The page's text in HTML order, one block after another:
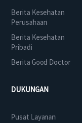
Berita Kesehatan
Perusahaan
Berita Kesehatan
Pribadi
Berita Good Doctor
DUKUNGAN
Pusat Layanan